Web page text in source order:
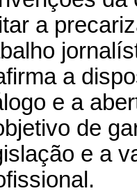
a
a
e a
de
e a